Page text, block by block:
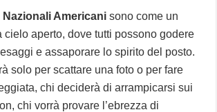
Americani sono come un
cielo aperto, dove tutti possono godere
e assaporare lo spirito del posto.
solo per scattare una foto o per fare
chi deciderà di arrampicarsi sui
chi vorrà provare l’ebrezza di